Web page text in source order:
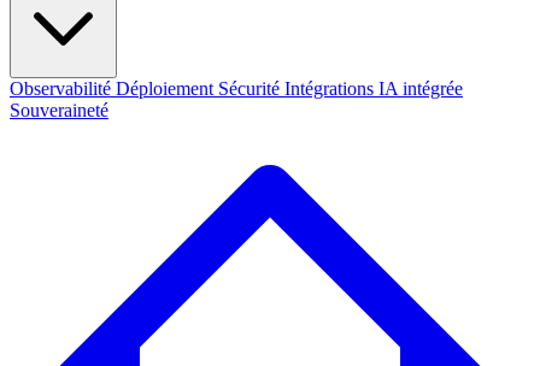
Observabilité Déploiement Sécurité Intégrations IA intégrée
Souveraineté